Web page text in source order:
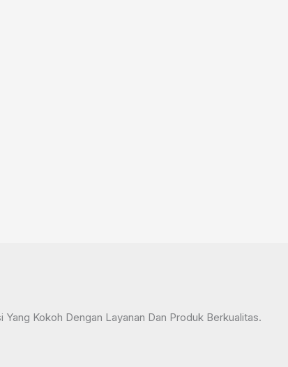
Kokoh Dengan Layanan Dan Produk Berkualitas.